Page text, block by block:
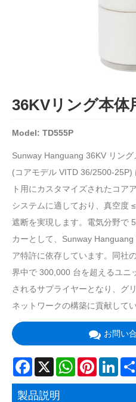
36KVリング本体
Model: TD555P
Sunway Hanguang 36KV リン
(コアモデル VITD 36/2500-25P)
ト用にカスタマイズされたコア
システムに適しており、真空度
遮断を実現します。電気分野で
カーとして、Sunway
ア特許に依存しています。同社
界中で 300,000 台を超えるユニ
されるサプライヤーとなり、グ
ネットワークの構築に貢献してい
お問い
Facebook
X WhatsAppPinterest
製品説明